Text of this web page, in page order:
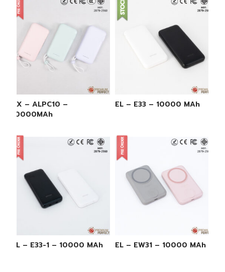
AX – ALPC10 –
10000MAh
EL – E33 – 10000 MAh
EL – E33-1 – 10000 MAh EL – EW31 – 10000 MAh